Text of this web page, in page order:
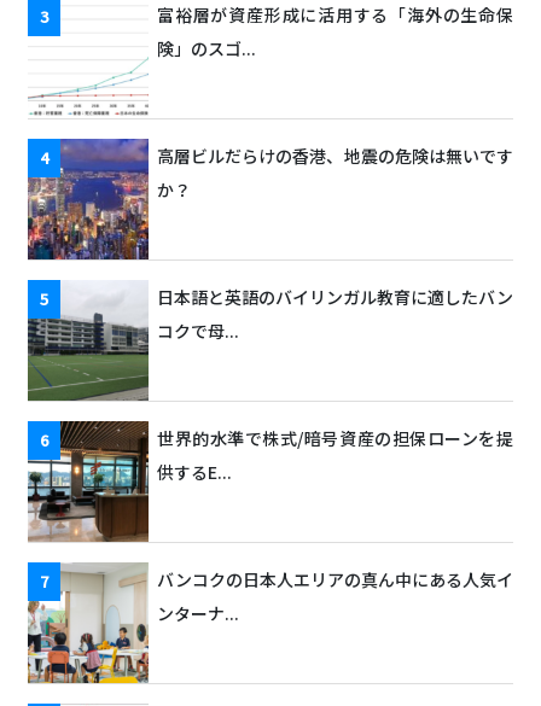
富裕層が資産形成に活用する「海外の生命保
険」のスゴ...
高層ビルだらけの香港、地震の危険は無いです
か？
日本語と英語のバイリンガル教育に適したバン
コクで母...
世界的水準で株式/暗号資産の担保ローンを提
供するE...
バンコクの日本人エリアの真ん中にある人気イ
ンターナ...